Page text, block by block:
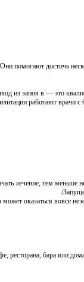
Они помогают достичь
из запоя в — это
работают врачи
лечение, тем меньше
может оказаться вовсе
ресторана, бара или